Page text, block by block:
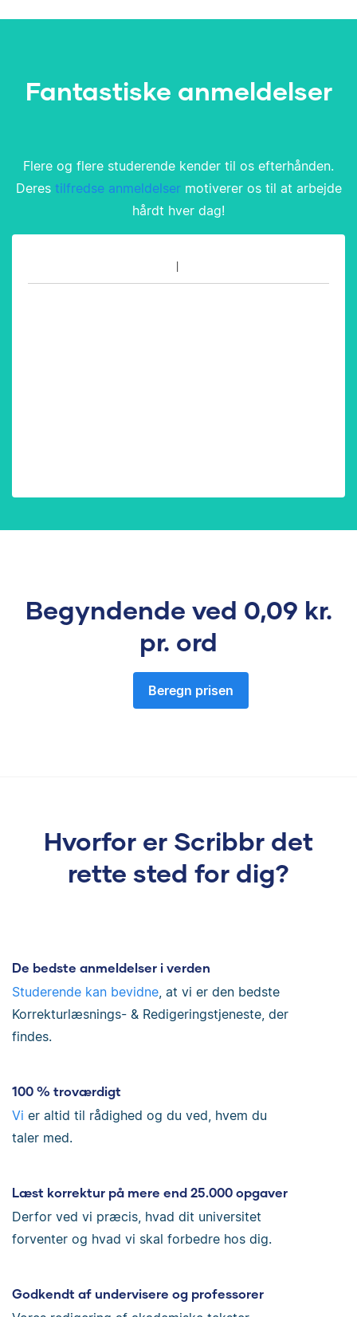
Fantastiske anmeldelser
Flere og flere studerende kender til os efterhånden.
Deres tilfredse anmeldelsermotiverer os til at arbejde
hårdt hver dag!
Begyndende ved 0,09 kr.
pr. ord
Beregn prisen
Hvorfor er Scribbr det
rette sted for dig?
De bedste anmeldelser i verden
Studerende kan bevidne, at vi er den bedste
Korrekturlæsnings- & Redigeringstjeneste, der
findes.
100 % troværdigt
Vi er altid til rådighed og du ved, hvem du
taler med.
Læst korrektur på mere end 25.000 opgaver
Derfor ved vi præcis, hvad dit universitet
forventer og hvad vi skal forbedre hos dig.
Godkendt af undervisere og professorer